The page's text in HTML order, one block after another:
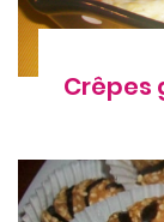
Crêpes